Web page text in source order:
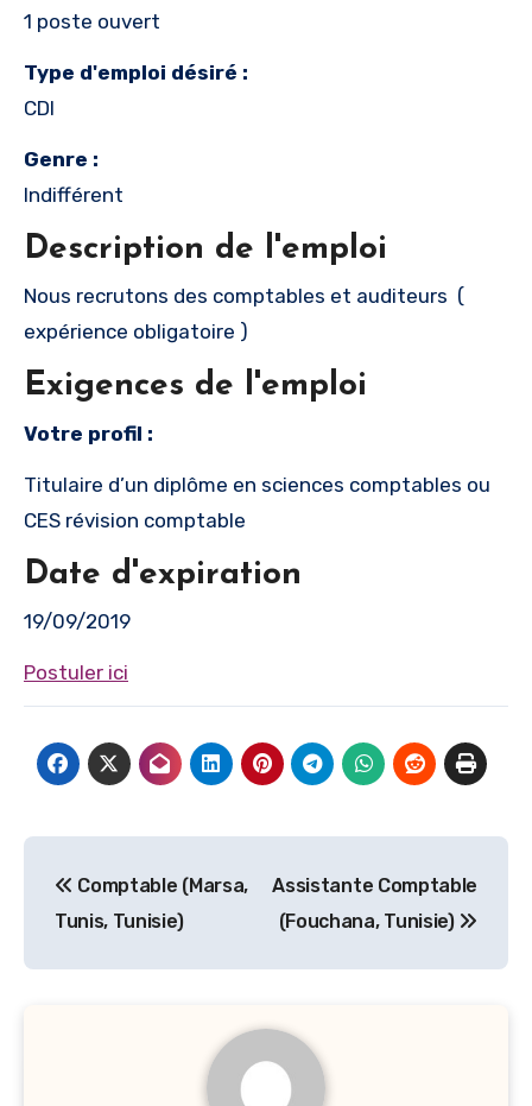
1 poste ouvert
Type d'emploi désiré :
CDI
Genre :
Indifférent
Description de l'emploi
Nous recrutons des comptables et auditeurs (
expérience obligatoire )
Exigences de l'emploi
Votre profil :
Titulaire d’un diplôme en sciences comptables ou
CES révision comptable
Date d'expiration
19/09/2019
Postuler ici
de
l’article
Comptable (Marsa,
Tunis, Tunisie)
Assistante Comptable
(Fouchana, Tunisie)